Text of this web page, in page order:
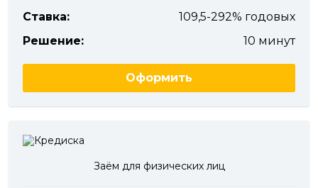
Ставка:
109,5-292% годовых
Решение:
10 минут
Оформить
Заём для физических лиц